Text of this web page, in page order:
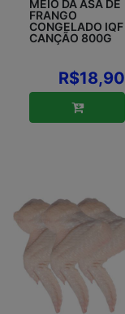
MEIO DA ASA DE
FRANGO
CONGELADO IQF
CANÇÃO 800G
R$18,90